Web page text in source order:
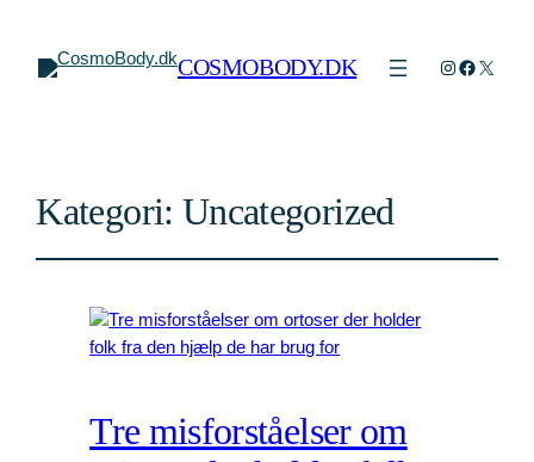
COSMOBODY.DK Instagram
X
Kategori: Uncategorized
Tre misforståelser om